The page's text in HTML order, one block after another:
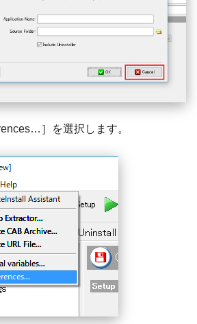
］を選択します。